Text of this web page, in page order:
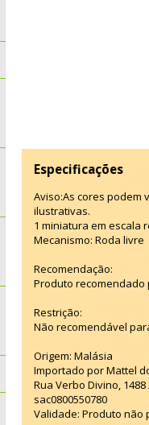
Especificações
Aviso:As cores podem
ilustrativas.
1 miniatura em escala
Mecanismo: Roda livre
Recomendação:
Produto recomendado
Restrição:
Não recomendável
Origem: Malásia
Importado por Mattel
Rua Verbo Divino,
sac0800550780
Validade: Produto não